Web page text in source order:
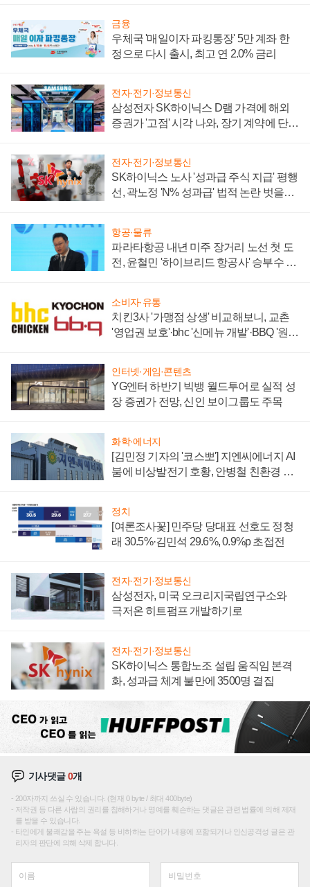
금융
우체국 '매일이자 파킹통장' 5만 계좌 한
정으로 다시 출시, 최고 연 2.0% 금리
전자·전기·정보통신
삼성전자 SK하이닉스 D램 가격에 해외
증권가 '고점' 시각 나와, 장기 계약에 단점
전자·전기·정보통신
SK하이닉스 노사 '성과급 주식 지급' 평행
선, 곽노정 'N% 성과급' 법적 논란 벗을지
항공·물류
파라타항공 내년 미주 장거리 노선 첫 도
전, 윤철민 '하이브리드 항공사' 승부수 통
소비자·유통
치킨3사 '가맹점 상생' 비교해보니, 교촌
'영업권 보호'·bhc '신메뉴 개발'·BBQ '원가
인터넷·게임·콘텐츠
YG엔터 하반기 빅뱅 월드투어로 실적 성
장 증권가 전망, 신인 보이그룹도 주목
화학·에너지
[김민정 기자의 '코스뽀'] 지엔씨에너지 AI
붐에 비상발전기 호황, 안병철 친환경 에
정치
[여론조사꽃] 민주당 당대표 선호도 정청
래 30.5%·김민석 29.6%, 0.9%p 초접전
전자·전기·정보통신
삼성전자, 미국 오크리지국립연구소와
극저온 히트펌프 개발하기로
전자·전기·정보통신
SK하이닉스 통합노조 설립 움직임 본격
화, 성과급 체계 불만에 3500명 결집
기사댓글0개
200자까지 쓰실 수 있습니다. (현재 0 byte / 최대 400byte)
저작권 등 다른 사람의 권리를 침해하거나 명예를 훼손하는 댓글은 관련 법률에 의해 제재
를 받을 수 있습니다.
타인에게 불쾌감을 주는 욕설 등 비하하는 단어가 내용에 포함되거나 인신공격성 글은 관
리자의 판단에 의해 삭제 합니다.